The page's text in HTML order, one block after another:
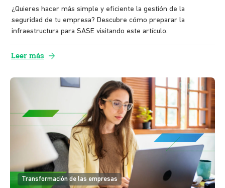
¿Quieres hacer más simple y eficiente la gestión de la
seguridad de tu empresa? Descubre cómo preparar la
infraestructura para SASE visitando este artículo.
Leer más arrow_forward
Transformación de las empresas